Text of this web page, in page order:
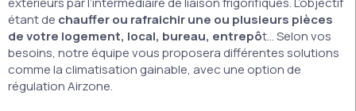
étant de chauffer ou rafraichir une ou plusieurs pièces
de votre logement, local, bureau, entrepôt… Selon vos
besoins, notre équipe vous proposera différentes solutions
comme la climatisation gainable, avec une option de
régulation Airzone.